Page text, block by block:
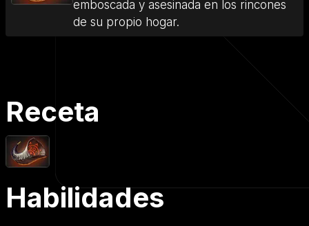
emboscada y asesinada en los rincones
de su propio hogar.
Receta
Habilidades